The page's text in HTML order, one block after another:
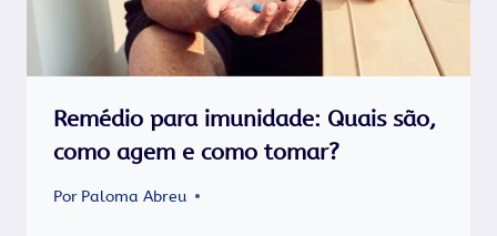
Remédio para imunidade: Quais são,
como agem e como tomar?
Por Paloma Abreu